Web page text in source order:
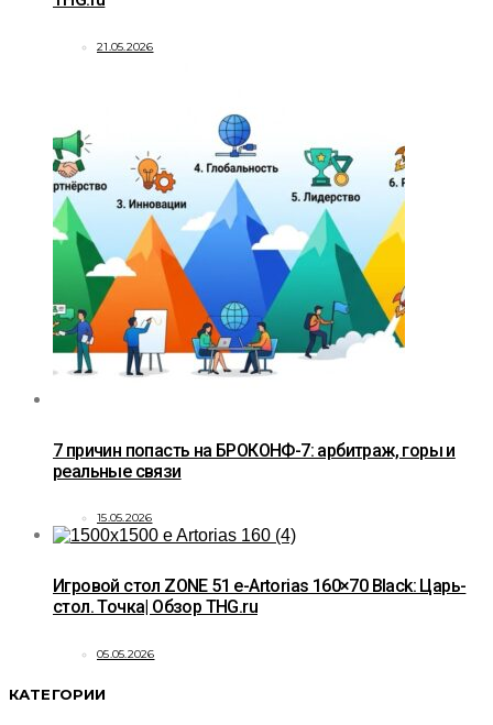
21.05.2026
7 причин попасть на БРОКОНФ-7: арбитраж, горы и
реальные связи
15.05.2026
Игровой стол ZONE 51 e-Artorias 160×70 Black: Царь-
стол. Точка| Обзор THG.ru
05.05.2026
КАТЕГОРИИ